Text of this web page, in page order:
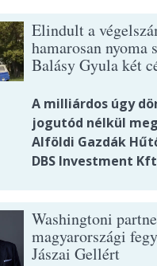
Elindult a
hamarosan nyoma
Balásy Gyula két
A milliárdos úgy
jogutód nélkül
Alföldi Gazdák
DBS Investment
Washingtoni
magyarországi
Jászai Gellért